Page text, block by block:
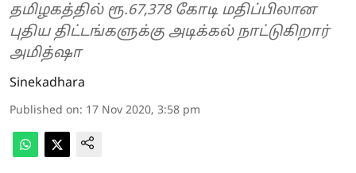
தமிழகத்தில் ரூ.67,378 கோடி மதிப்பிலான
புதிய திட்டங்களுக்கு அடிக்கல் நாட்டுகிறார்
அமித்ஷா
Sinekadhara
Published on: 17 Nov 2020, 3:58 pm